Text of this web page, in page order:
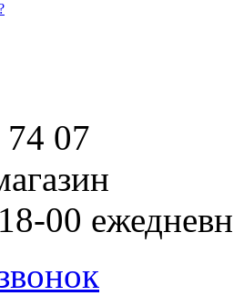
07
00